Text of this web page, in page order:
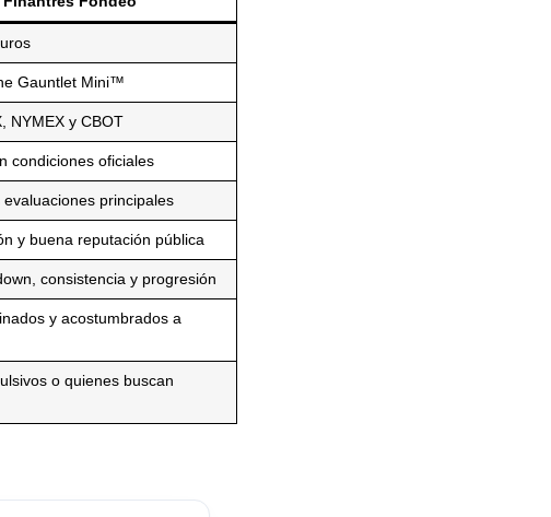
Gauntlet Mini™
NYMEX y CBOT
condiciones oficiales
principales
y buena reputación pública
consistencia y progresión
y acostumbrados a
o quienes buscan